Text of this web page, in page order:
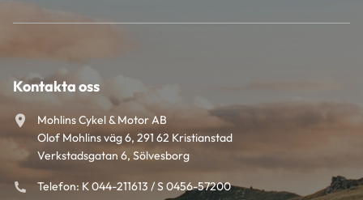
Kontakta oss
Mohlins Cykel & Motor AB
Olof Mohlins väg 6, 291 62 Kristianstad
Verkstadsgatan 6, Sölvesborg
Telefon: K 044-211613 / S 0456-57200